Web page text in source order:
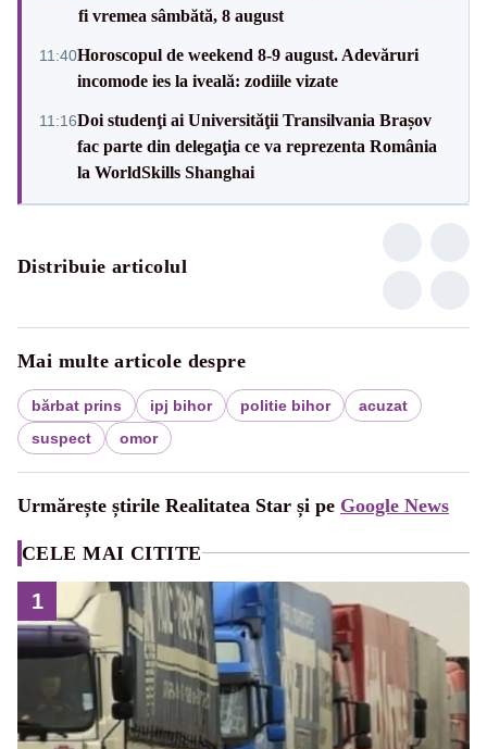
fi vremea sâmbătă, 8 august
11:40Horoscopul de weekend 8-9 august. Adevăruri
incomode ies la iveală: zodiile vizate
11:16Doi studenţi ai Universităţii Transilvania Brașov
fac parte din delegaţia ce va reprezenta România
la WorldSkills Shanghai
Distribuie articolul
Mai multe articole despre
bărbat prins ipj bihor politie bihor
acuzat
suspect
omor
Urmărește știrile Realitatea Star și pe Google News
CELE MAI CITITE
1